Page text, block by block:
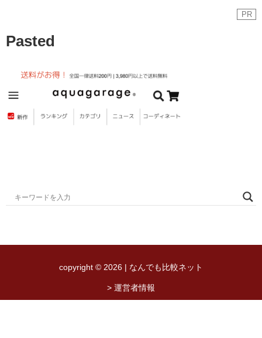
PR
Pasted
copyright © 2026 | なんでも比較ネット
> 運営者情報